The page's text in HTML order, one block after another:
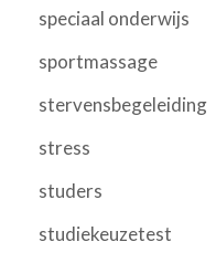
speciaal onderwijs
sportmassage
stervensbegeleiding
stress
studers
studiekeuzetest